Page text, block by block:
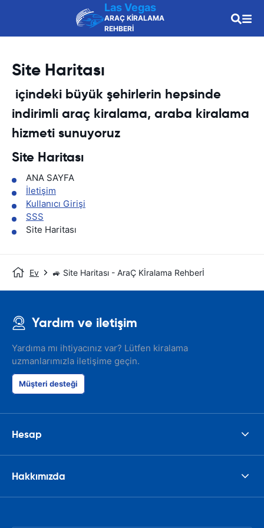
Las Vegas
ARAÇ KİRALAMA
REHBERİ
Site Haritası
içindeki büyük şehirlerin hepsinde
indirimli araç kiralama, araba kiralama
hizmeti sunuyoruz
Site Haritası
ANA SAYFA
İletişim
Kullanıcı Girişi
SSS
Site Haritası
Ev 🚙 Site Haritası - AraÇ Kİralama Rehberİ
Yardım ve iletişim
Yardıma mı ihtiyacınız var? Lütfen kiralama
uzmanlarımızla iletişime geçin.
Müşteri desteği
Hesap
Hakkımızda